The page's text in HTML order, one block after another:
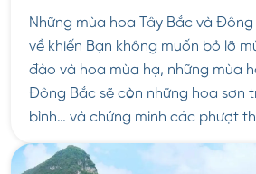
Những mùa hoa Tây Bắc và
về khiến Bạn không muốn bỏ lỡ
đào và hoa mùa hạ, những mùa
Đông Bắc sẽ còn những hoa sơn
bình… và chứng minh các phượt
muốn […]